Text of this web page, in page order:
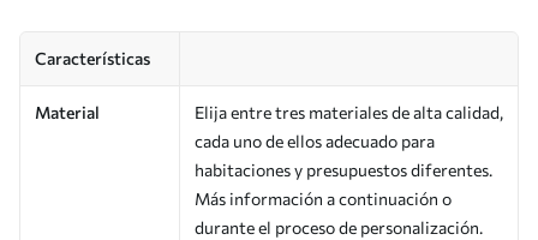
Características
Material
Elija entre tres materiales de alta calidad,
cada uno de ellos adecuado para
habitaciones y presupuestos diferentes.
Más información a continuación o
durante el proceso de personalización.